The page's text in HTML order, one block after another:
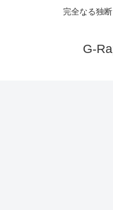
完全なる独
G-